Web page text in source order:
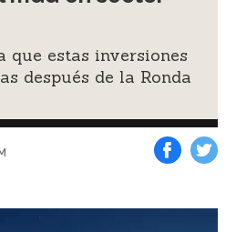
que estas inversiones
después de la Ronda